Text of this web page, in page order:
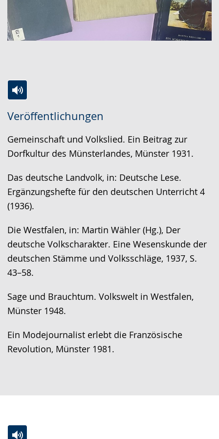
Veröffentlichungen
Leichten
Sprache
wechseln.
Audio-
Unterstützung.
Video
in
Deutscher
wird
angezeigt.
Gemeinschaft und Volkslied. Ein Beitrag zur
Dorfkultur des Münsterlandes, Münster 1931.
Das deutsche Landvolk, in: Deutsche Lese.
Ergänzungshefte für den deutschen Unterricht 4
(1936).
Die Westfalen, in: Martin Wähler (Hg.), Der
deutsche Volkscharakter. Eine Wesenskunde der
deutschen Stämme und Volksschläge, 1937, S.
43–58.
Sage und Brauchtum. Volkswelt in Westfalen,
Münster 1948.
Ein Modejournalist erlebt die Französische
Revolution, Münster 1981.